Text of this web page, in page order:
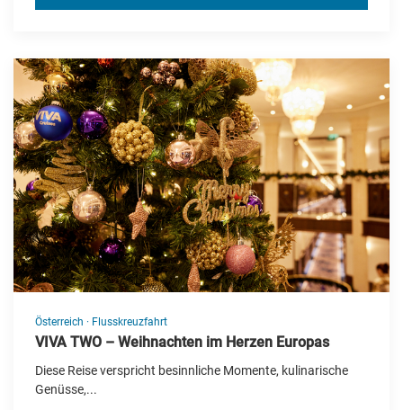
Brasilien
Deutschland
Dänemark
Estland
Finnland
Frankreich
Griechenland
Großbritannien
Island
Italien
Kanada
Österreich · Flusskreuzfahrt
VIVA TWO – Weihnachten im Herzen Europas
Diese Reise verspricht besinnliche Momente, kulinarische
Genüsse,...